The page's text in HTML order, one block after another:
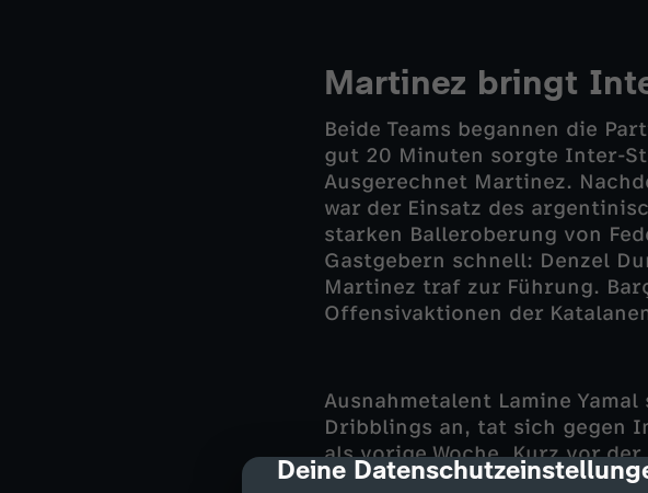
cmp-dialog-description
Deine
Martinez bringt
Beide Teams begannen die
gut 20 Minuten sorgte Inter-
Ausgerechnet Martinez.
war der Einsatz des
starken Balleroberung von
Gastgebern schnell: Denzel
Martinez traf zur Führung.
Offensivaktionen der
Ausnahmetalent Lamine
Dribblings an, tat sich gegen
als vorige Woche. Kurz vor
Nachdem der frühere